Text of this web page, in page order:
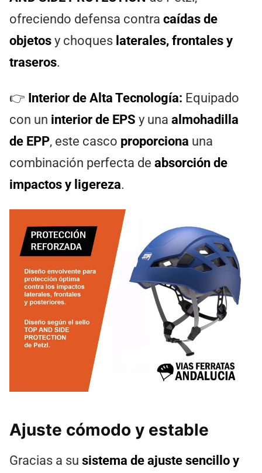
ofreciendo defensa contra caídas de
objetos y choques laterales, frontales y
traseros.
👉 Interior de Alta Tecnología: Equipado
con un interior de EPS y una almohadilla
de EPP, este casco proporciona una
combinación perfecta de absorción de
impactos y ligereza.
Ajuste cómodo y estable
Gracias a su sistema de ajuste sencillo y